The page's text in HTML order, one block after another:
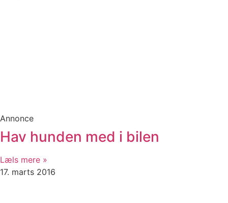
Annonce
Hav hunden med i bilen
Læls mere »
17. marts 2016